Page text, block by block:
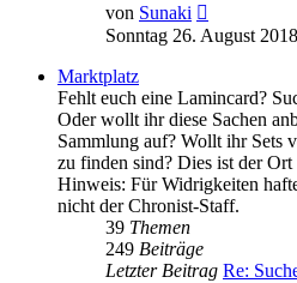
von Sunaki
Beitrag
Sonntag 26. August
Marktplatz
Fehlt euch eine Lamincard?
Oder wollt ihr diese Sachen
Sammlung auf? Wollt ihr Sets
zu finden sind? Dies ist der Ort
Hinweis: Für Widrigkeiten
nicht der Chronist-Staff.
39 Themen
249 Beiträge
Letzter Beitrag Re: